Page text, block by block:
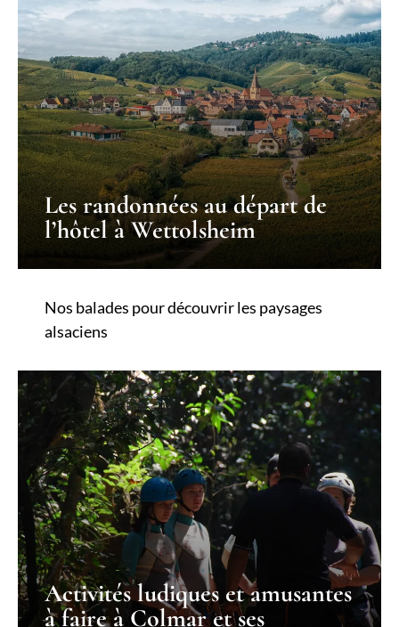
Les randonnées au départ de
l’hôtel à Wettolsheim
Nos balades pour découvrir les paysages
alsaciens
Activités ludiques et amusantes
à faire à Colmar et ses